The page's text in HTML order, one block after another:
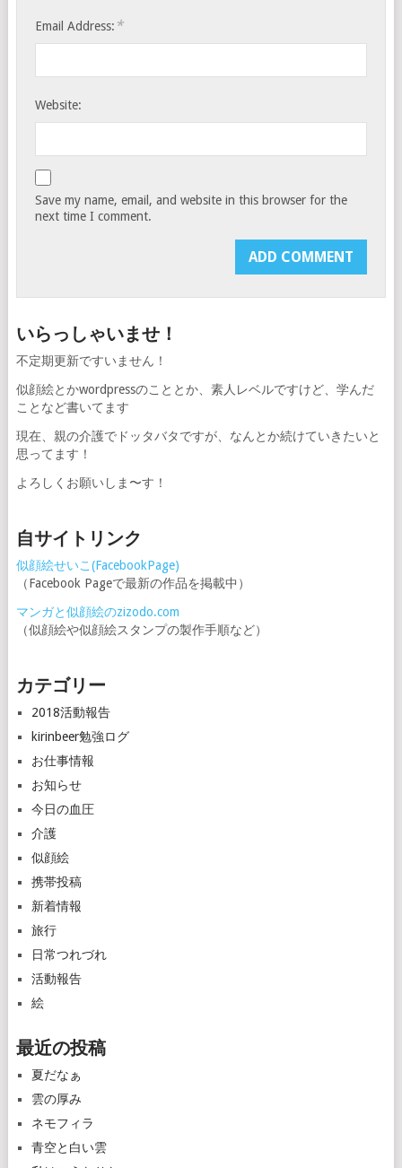
Email Address: *
Website:
Save my name, email, and website in this browser for the
next time I comment.
いらっしゃいませ！
不定期更新ですいません！
似顔絵とかwordpressのこととか、素人レベルですけど、学んだ
ことなど書いてます
現在、親の介護でドッタバタですが、なんとか続けていきたいと
思ってます！
よろしくお願いしま〜す！
自サイトリンク
似顔絵せいこ(FacebookPage)
（Facebook Pageで最新の作品を掲載中）
マンガと似顔絵のzizodo.com
（似顔絵や似顔絵スタンプの製作手順など）
カテゴリー
2018活動報告
kirinbeer勉強ログ
お仕事情報
お知らせ
今日の血圧
介護
似顔絵
携帯投稿
新着情報
旅行
日常つれづれ
活動報告
絵
最近の投稿
夏だなぁ
雲の厚み
ネモフィラ
青空と白い雲